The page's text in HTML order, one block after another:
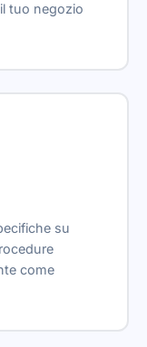
tuo negozio
su
come